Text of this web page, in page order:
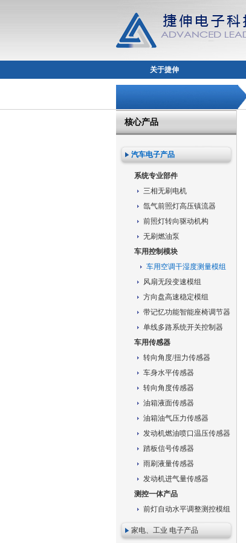
关于捷伸
核心产品
汽车电子产品
系统专业部件
三相无刷电机
氙气前照灯高压镇流器
前照灯转向驱动机构
无刷燃油泵
车用控制模块
车用空调干湿度测量模组
风扇无段变速模组
方向盘高速稳定模组
带记忆功能智能座椅调节器
单线多路系统开关控制器
车用传感器
转向角度/扭力传感器
车身水平传感器
转向角度传感器
油箱液面传感器
油箱油气压力传感器
发动机燃油喷口温压传感器
踏板信号传感器
雨刷液量传感器
发动机进气量传感器
测控一体产品
前灯自动水平调整测控模组
家电、工业 电子产品